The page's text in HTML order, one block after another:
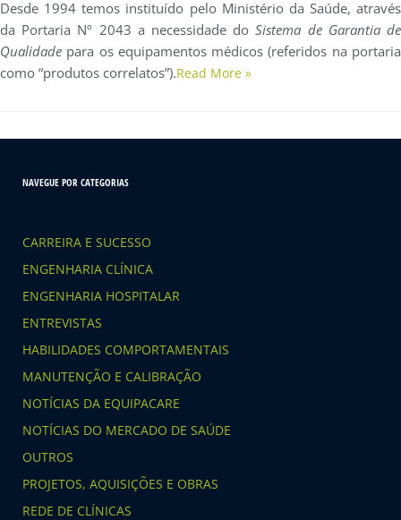
Desde 1994 temos instituído pelo Ministério da Saúde, através
da Portaria Nº 2043 a necessidade doSistema de Garantia de
Qualidade para os equipamentos médicos (referidos na portaria
como “produtos correlatos”).Read More »
NAVEGUE POR CATEGORIAS
CARREIRA E SUCESSO
ENGENHARIA CLÍNICA
ENGENHARIA HOSPITALAR
ENTREVISTAS
HABILIDADES COMPORTAMENTAIS
MANUTENÇÃO E CALIBRAÇÃO
NOTÍCIAS DA EQUIPACARE
NOTÍCIAS DO MERCADO DE SAÚDE
OUTROS
PROJETOS, AQUISIÇÕES E OBRAS
REDE DE CLÍNICAS